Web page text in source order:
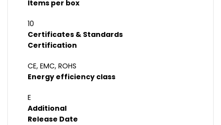
Items per box
10
Certificates & Standards
Certification
CE, EMC, ROHS
Energy efficiency class
E
Additional
Release Date